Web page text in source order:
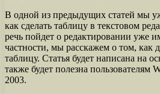
В одной из предыдущих статей мы
как сделать таблицу в текстовом
речь пойдет о редактировании уже
частности, мы расскажем о том, как
таблицу. Статья будет написана на
также будет полезна пользователям
2003.